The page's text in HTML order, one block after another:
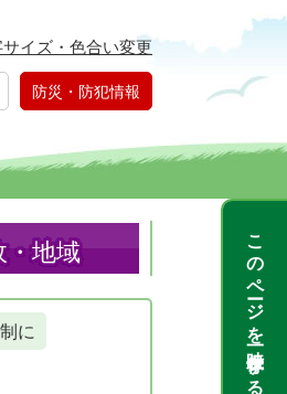
イズ・色合い変更
防災・防犯情報
・地域
に
このページを一時保存する